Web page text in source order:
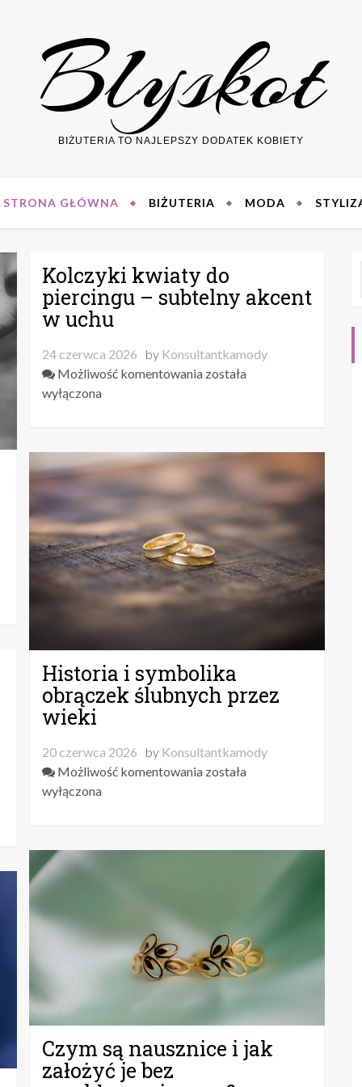
Blyskot
BIŻUTERIA TO NAJLEPSZY DODATEK KOBIETY
STRONA GŁÓWNA BIŻUTERIA MODA
Kolczyki kwiaty do
piercingu – subtelny akcent
w uchu
24 czerwca 2026 by Konsultantkamody
Możliwość komentowania Kolczyki
–
akcent
uchu
została
wyłączona
Historia i symbolika
obrączek ślubnych przez
wieki
20 czerwca 2026 by Konsultantkamody
Możliwość komentowania Historia
ślubnych
została
wyłączona
Czym są nausznice i jak
założyć je bez